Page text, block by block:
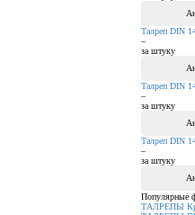
Талреп DIN
–
за штуку
Талреп DIN
–
за штуку
Талреп DIN
–
за штуку
Популярные
ТАЛРЕПЫ